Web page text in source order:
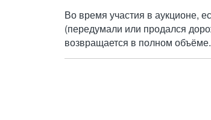
Во время участия в аукционе,
(передумали или продался
возвращается в полном